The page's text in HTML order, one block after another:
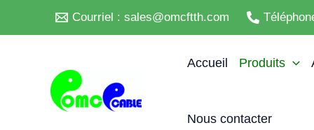
Courriel : sales@omcftth.com
Accueil Produits
Nous contacter